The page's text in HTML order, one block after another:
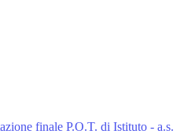
finale P.O.T. di Istituto - a.s.